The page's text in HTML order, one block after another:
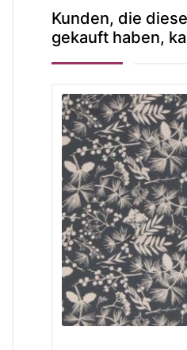
Kunden, die
gekauft haben,